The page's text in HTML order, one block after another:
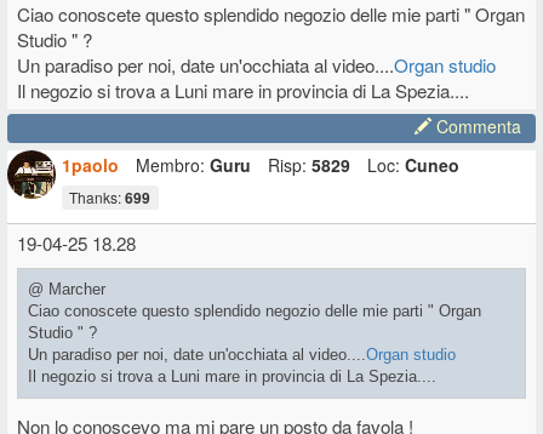
Ciao conoscete questo splendido negozio delle mie parti " Organ
Studio " ?
Un paradiso per noi, date un'occhiata al video....Organ studio
Il negozio si trova a Luni mare in provincia di La Spezia....
Commenta
1paolo
Membro: Guru Risp: 5829 Loc: Cuneo
Thanks:699
19-04-25 18.28
@ Marcher
Ciao conoscete questo splendido negozio delle mie parti " Organ
Studio " ?
Un paradiso per noi, date un'occhiata al video....Organ studio
Il negozio si trova a Luni mare in provincia di La Spezia....
Non lo conoscevo ma mi pare un posto da favola !